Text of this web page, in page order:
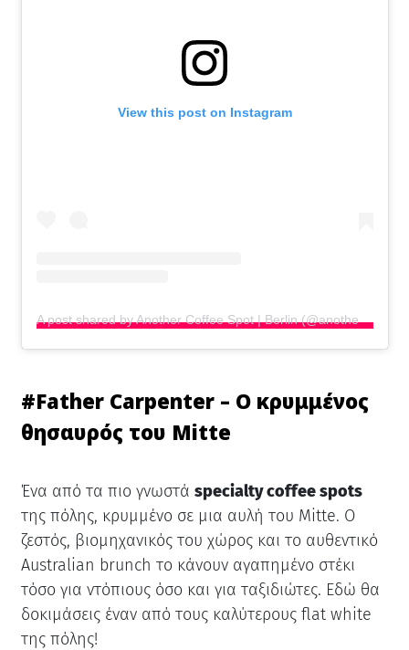
View this post on Instagram
A post shared by Another Coffee Spot | Berlin (@anothercoffeespot.berlin)
#Father Carpenter – Ο κρυμμένος
θησαυρός του Mitte
Ένα από τα πιο γνωστά specialty coffee spots
της πόλης, κρυμμένο σε μια αυλή του Mitte. Ο
ζεστός, βιομηχανικός του χώρος και το αυθεντικό
Australian brunch το κάνουν αγαπημένο στέκι
τόσο για ντόπιους όσο και για ταξιδιώτες. Εδώ θα
δοκιμάσεις έναν από τους καλύτερους flat white
της πόλης!